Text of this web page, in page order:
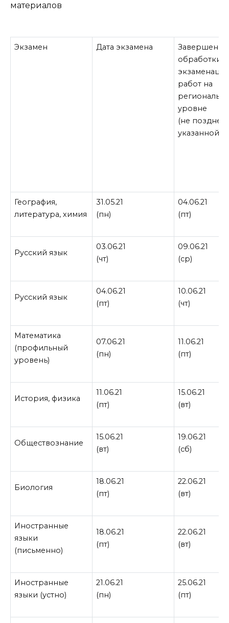
материалов
Экзамен Дата экзамена
Завершение
обработки
работ на
уровне
(не позднее
указанной
География,
литература, химия
31.05.21
(пн)
04.06.21
(пт)
Русский язык
03.06.21
(чт)
09.06.21
(ср)
Русский язык
04.06.21
(пт)
10.06.21
(чт)
Математика
(профильный
уровень)
07.06.21
(пн)
11.06.21
(пт)
История, физика
11.06.21
(пт)
15.06.21
(вт)
Обществознание
15.06.21
(вт)
19.06.21
(сб)
Биология
18.06.21
(пт)
22.06.21
(вт)
Иностранные
языки
(письменно)
18.06.21
(пт)
22.06.21
(вт)
Иностранные
языки (устно)
21.06.21
(пн)
25.06.21
(пт)